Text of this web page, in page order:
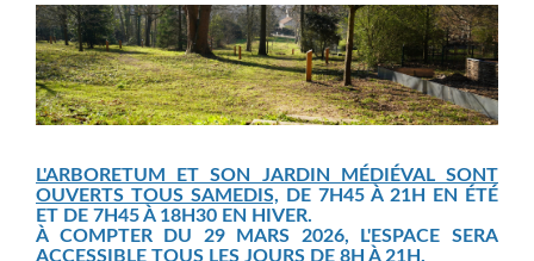
L'ARBORETUM ET SON JARDIN MÉDIÉVAL SONT
OUVERTS TOUS SAMEDIS, DE 7H45 À 21H EN ÉTÉ
ET DE 7H45 À 18H30 EN HIVER.
À COMPTER DU 29 MARS 2026, L'ESPACE SERA
ACCESSIBLE TOUS LES JOURS DE 8H À 21H.